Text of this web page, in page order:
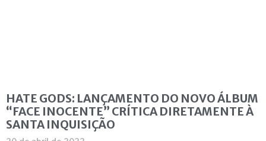
HATE GODS: LANÇAMENTO DO NOVO ÁLBUM
“FACE INOCENTE” CRÍTICA DIRETAMENTE À
SANTA INQUISIÇÃO